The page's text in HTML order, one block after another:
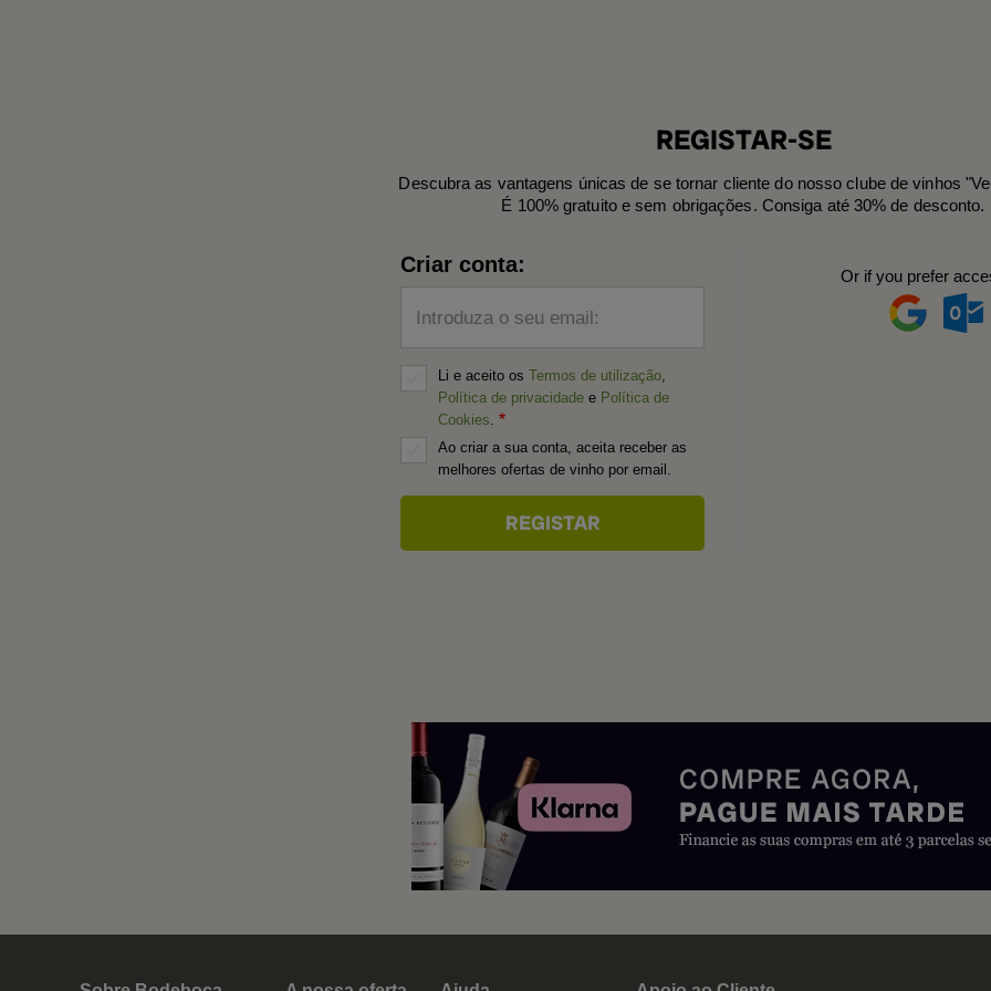
REGISTAR-SE
Descubra as vantagens únicas de se tornar cliente do nosso clube de vinhos
É 100% gratuito e sem obrigações. Consiga até 30% de desconto.
Criar conta:
Introduza o seu email:
Li e aceito os Termos de utilização,
Política de privacidade e Política de
Cookies.
Ao criar a sua conta, aceita receber as
melhores ofertas de vinho por email.
Or if you prefer